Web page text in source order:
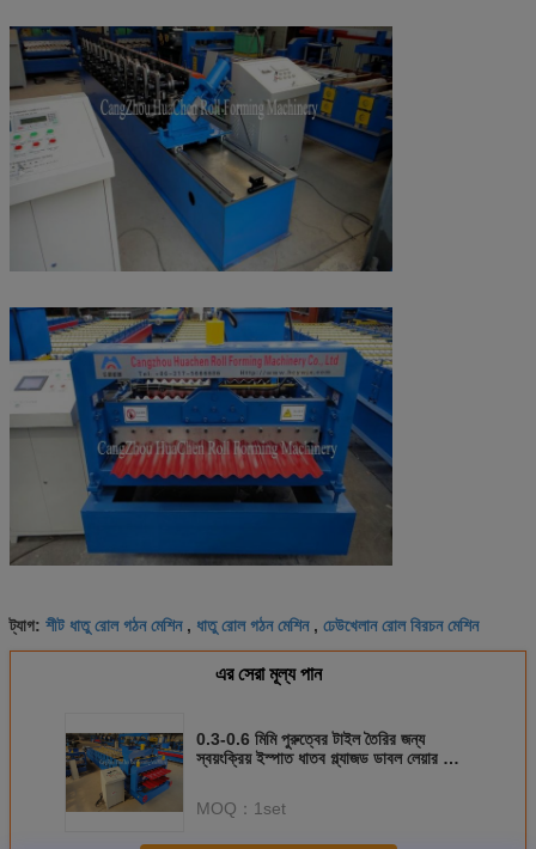
ট্যাগ: শীট ধাতু রোল গঠন মেশিন, ধাতু রোল গঠন মেশিন, ঢেউখেলান রোল বিরচন মেশিন
এর সেরা মূল্য পান
0.3-0.6 মিমি পুরুত্বের টাইল তৈরির জন্য
স্বয়ংক্রিয় ইস্পাত ধাতব গ্ল্যাজড ডাবল লেয়ার রোল
MOQ： 1set